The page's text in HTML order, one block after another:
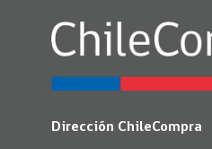
Dirección ChileCompra